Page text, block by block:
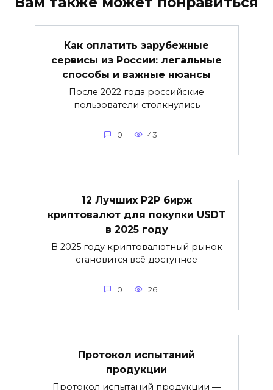
Как оплатить зарубежные
сервисы из России: легальные
способы и важные нюансы
После 2022 года российские
пользователи столкнулись
0 43
12 Лучших P2P бирж
криптовалют для покупки USDT
в 2025 году
В 2025 году криптовалютный рынок
становится всё доступнее
0 26
Протокол испытаний
продукции
Протокол испытаний продукции —